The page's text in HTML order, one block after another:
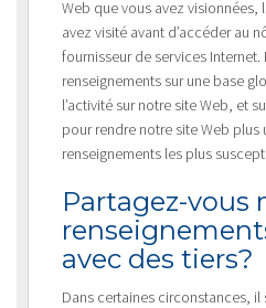
Web que vous avez visionnées,
avez visité avant d’accéder au
fournisseur de services
renseignements sur une base
l’activité sur notre site Web, et
pour rendre notre site Web plus
renseignements les plus
Partagez-vous
avec des tiers?
Dans certaines circonstances, il